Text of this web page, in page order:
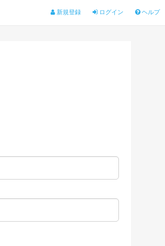
新規登録 ログイン ヘルプ